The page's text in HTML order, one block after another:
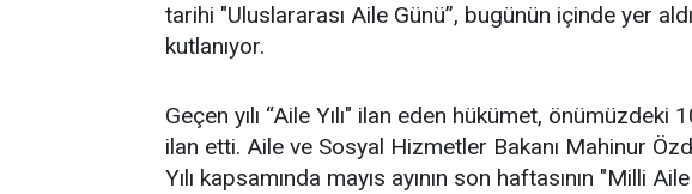
tarihi "Uluslararası Aile Günü”, bugünün içinde yer
kutlanıyor.
Geçen yılı “Aile Yılı" ilan eden hükümet, önümüzdeki
ilan etti. Aile ve Sosyal Hizmetler Bakanı Mahinur
Yılı kapsamında mayıs ayının son haftasının "Milli